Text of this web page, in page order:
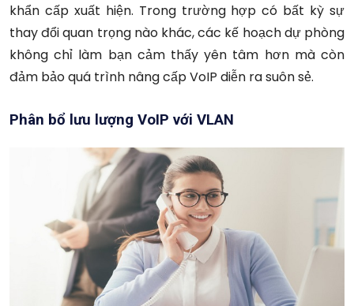
khẩn cấp xuất hiện. Trong trường hợp có bất kỳ sự
thay đổi quan trọng nào khác, các kế hoạch dự phòng
không chỉ làm bạn cảm thấy yên tâm hơn mà còn
đảm bảo quá trình nâng cấp VoIP diễn ra suôn sẻ.
Phân bổ lưu lượng VoIP với VLAN